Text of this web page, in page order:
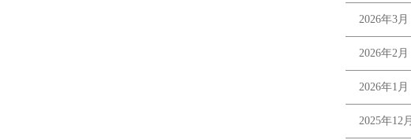
2026年3月
2026年2月
2026年1月
2025年12月